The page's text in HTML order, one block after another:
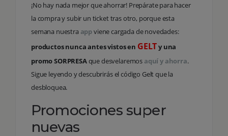
¡No hay nada mejor que ahorrar! Prepárate para hacer
la compra y subir un ticket tras otro, porque esta
semana nuestra appviene cargada de novedades:
productos nunca antes vistos en GELTy una
promo SORPRESAque desvelaremos aquí y ahorra.
Sigue leyendo y descubrirás el código Gelt que la
desbloquea.
Promociones super
nuevas